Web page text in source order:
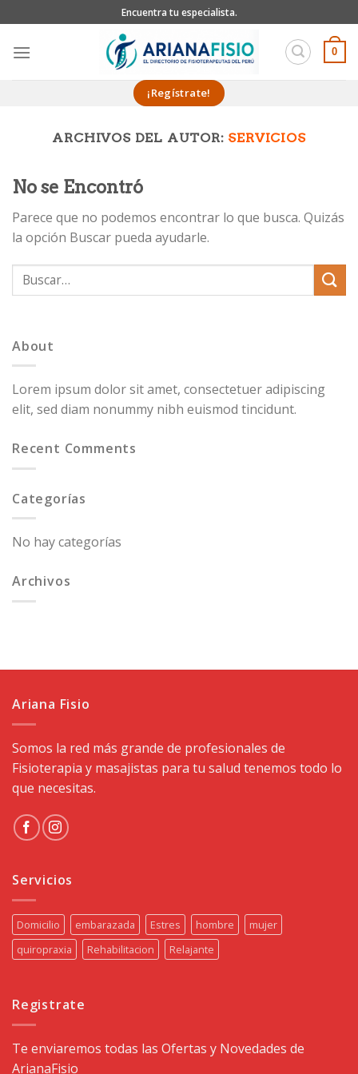
to
content
Encuentra tu especialista.
0
¡Regístrate!
ARCHIVOS DEL AUTOR: SERVICIOS
No se Encontró
Parece que no podemos encontrar lo que busca. Quizás
la opción Buscar pueda ayudarle.
About
Lorem ipsum dolor sit amet, consectetuer adipiscing
elit, sed diam nonummy nibh euismod tincidunt.
Recent Comments
Categorías
No hay categorías
Archivos
Ariana Fisio
Somos la red más grande de profesionales de
Fisioterapia y masajistas para tu salud tenemos todo lo
que necesitas.
Servicios
Domicilio embarazada Estres hombre
mujer
quiropraxia
Rehabilitacion Relajante
Registrate
Te enviaremos todas las Ofertas y Novedades de
ArianaFisio